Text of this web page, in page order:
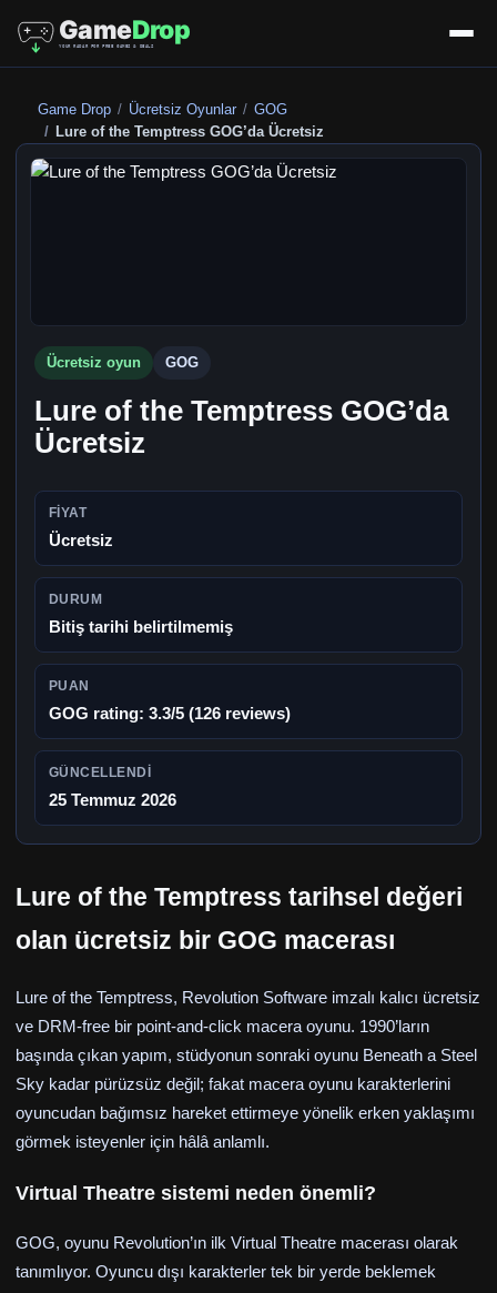
Game Drop Ücretsiz Oyunlar
GOG
Lure of the Temptress GOG’da Ücretsiz
Ücretsiz oyun GOG
Lure of the Temptress GOG’da
Ücretsiz
FIYAT
Ücretsiz
DURUM
Bitiş tarihi belirtilmemiş
PUAN
GOG rating: 3.3/5 (126 reviews)
GÜNCELLENDI
25 Temmuz 2026
Lure of the Temptress tarihsel değeri
olan ücretsiz bir GOG macerası
Lure of the Temptress, Revolution Software imzalı kalıcı ücretsiz
ve DRM-free bir point-and-click macera oyunu. 1990’ların
başında çıkan yapım, stüdyonun sonraki oyunu Beneath a Steel
Sky kadar pürüzsüz değil; fakat macera oyunu karakterlerini
oyuncudan bağımsız hareket ettirmeye yönelik erken yaklaşımı
görmek isteyenler için hâlâ anlamlı.
Virtual Theatre sistemi neden önemli?
GOG, oyunu Revolution’ın ilk Virtual Theatre macerası olarak
tanımlıyor. Oyuncu dışı karakterler tek bir yerde beklemek